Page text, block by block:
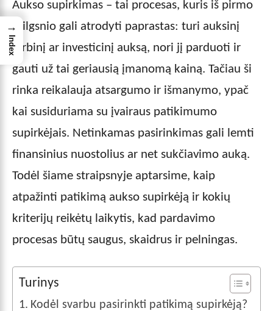
Aukso supirkimas – tai procesas, kuris iš pirmo
žvilgsnio gali atrodyti paprastas: turi auksinį
dirbinį ar investicinį auksą, nori jį parduoti ir
gauti už tai geriausią įmanomą kainą. Tačiau ši
rinka reikalauja atsargumo ir išmanymo, ypač
kai susiduriama su įvairaus patikimumo
supirkėjais. Netinkamas pasirinkimas gali lemti
finansinius nuostolius ar net sukčiavimo auką.
Todėl šiame straipsnyje aptarsime, kaip
atpažinti patikimą aukso supirkėją ir kokių
kriterijų reikėtų laikytis, kad pardavimo
procesas būtų saugus, skaidrus ir pelningas.
Turinys
Kodėl svarbu pasirinkti patikimą supirkėją?
→
Index